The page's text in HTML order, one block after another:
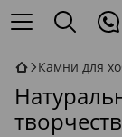
Камни для